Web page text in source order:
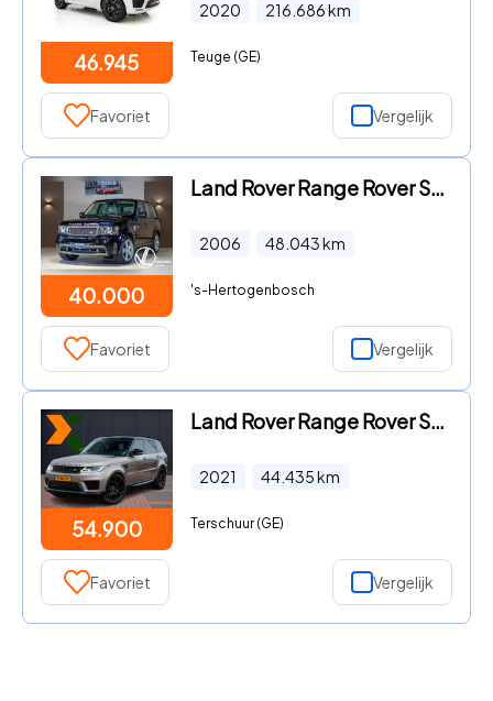
46.945
2020 216.686km
Teuge (GE)
Favoriet Vergelijk
40.000
Land Rover Range Rover Sport - HST BTW-auto Youngtimer
2006 48.043km
's-Hertogenbosch
Favoriet Vergelijk
54.900
Land Rover Range Rover Sport - 3.0 P360 MHEV HST | Volleder Exclusive | CarPlay | LaneAssis
2021 44.435km
Terschuur (GE)
Favoriet Vergelijk